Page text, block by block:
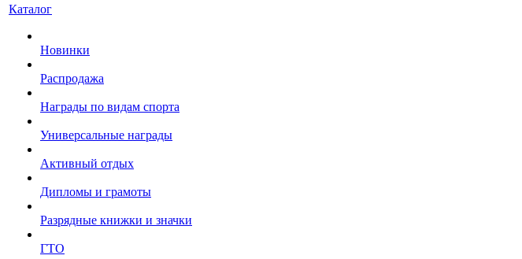
Каталог
Новинки
Распродажа
Награды по видам спорта
Универсальные награды
Активный отдых
Дипломы и грамоты
Разрядные книжки и значки
ГТО